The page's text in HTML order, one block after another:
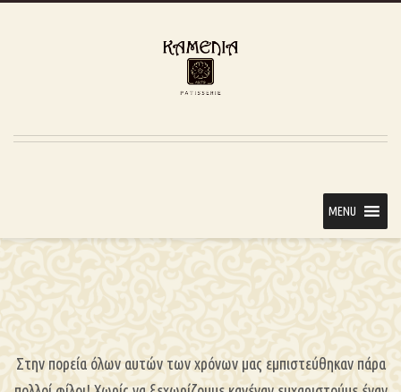
MENU
Στην πορεία όλων αυτών των χρόνων μας εμπιστεύθηκαν πάρα